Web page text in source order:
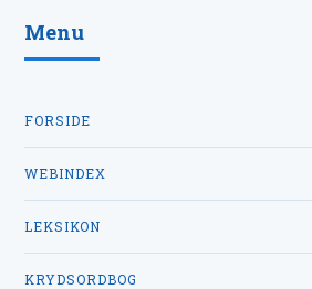
Menu
FORSIDE
WEBINDEX
LEKSIKON
KRYDSORDBOG